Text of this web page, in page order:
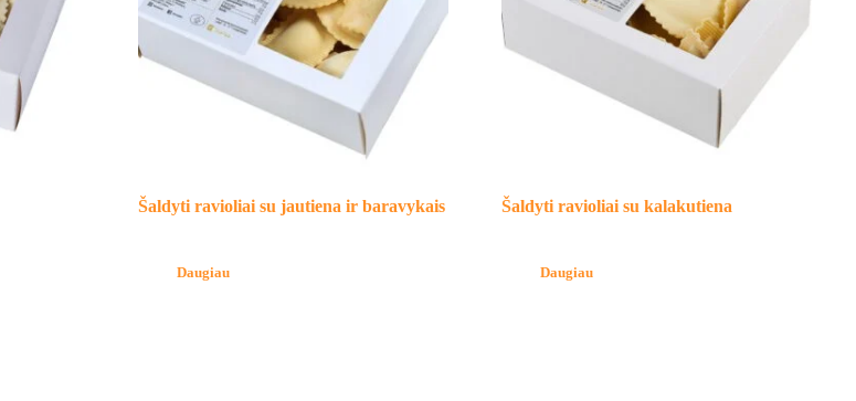
Šaldyti ravioliai su jautiena ir baravykais
Daugiau
Šaldyti ravioliai su kalakutiena
Daugiau